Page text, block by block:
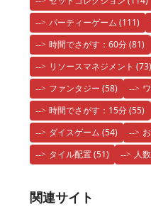
パーティーゲーム (111)
時間でさがす：60分(81)
リソースマネジメント (73)
ファンタジー (58)
時間でさがす：15分(55)
ダイスゲーム (54)
タイル配置(51) 人
関連サイト